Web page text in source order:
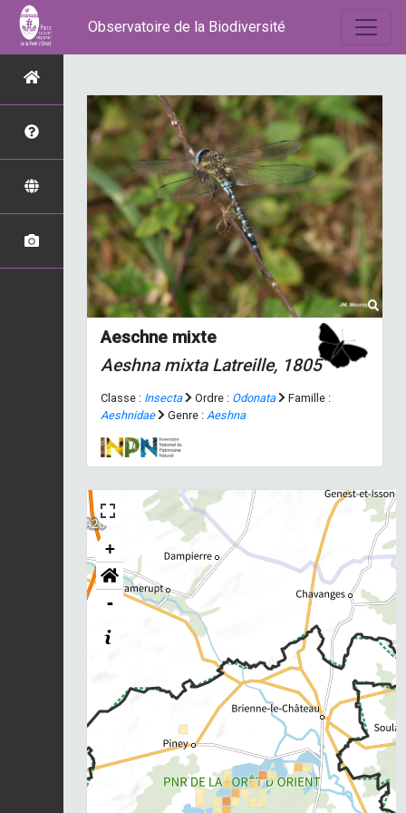
Observatoire de la Biodiversité
Aeschne mixte
Aeshna mixtaLatreille, 1805
Classe : Insecta Ordre : Odonata
Famille :
Aeshnidae
Genre : Aeshna
+
-